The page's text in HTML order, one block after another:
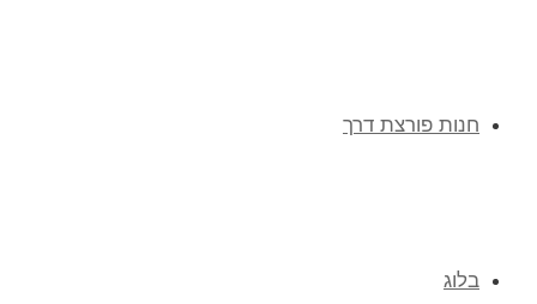
חנות פורצת דרך
בלוג